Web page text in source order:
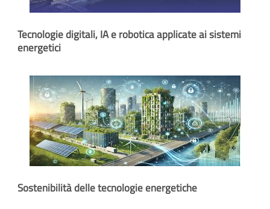
Tecnologie digitali, IA e robotica applicate ai sistemi
energetici
Sostenibilità delle tecnologie energetiche